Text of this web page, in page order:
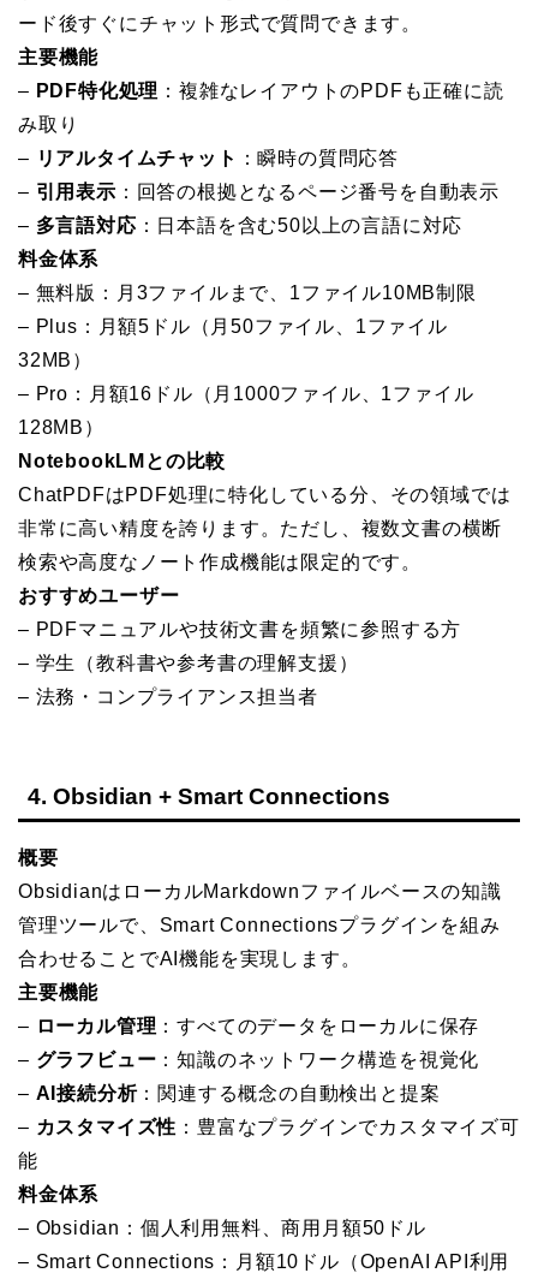
ード後すぐにチャット形式で質問できます。
主要機能
– PDF特化処理 ：複雑なレイアウトのPDFも正確に読
み取り
– リアルタイムチャット
：瞬時の質問応答
– 引用表示 ：回答の根拠となるページ番号を自動表示
– 多言語対応 ：日本語を含む50以上の言語に対応
料金体系
– 無料版：月3ファイルまで、1ファイル10MB制限
– Plus：月額5ドル（月50ファイル、1ファイル
32MB）
– Pro：月額16ドル（月1000ファイル、1ファイル
128MB）
NotebookLMとの比較
ChatPDFはPDF処理に特化している分、その領域では
非常に高い精度を誇ります。ただし、複数文書の横断
検索や高度なノート作成機能は限定的です。
おすすめユーザー
– PDFマニュアルや技術文書を頻繁に参照する方
– 学生（教科書や参考書の理解支援）
– 法務・コンプライアンス担当者
4. Obsidian + Smart Connections
概要
ObsidianはローカルMarkdownファイルベースの知識
管理ツールで、Smart Connectionsプラグインを組み
合わせることでAI機能を実現します。
主要機能
– ローカル管理 ：すべてのデータをローカルに保存
– グラフビュー ：知識のネットワーク構造を視覚化
– AI接続分析：関連する概念の自動検出と提案
– カスタマイズ性 ：豊富なプラグインでカスタマイズ可
能
料金体系
– Obsidian：個人利用無料、商用月額50ドル
– Smart Connections：月額10ドル（OpenAI API利用